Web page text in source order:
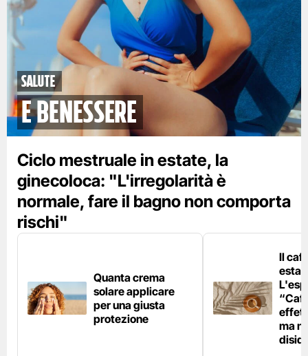
Salute
e benessere
Ciclo mestruale in estate, la
ginecoloca: "L'irregolarità è
normale, fare il bagno non comporta
rischi"
Quanta crema
solare applicare
per una giusta
protezione
Il
ma